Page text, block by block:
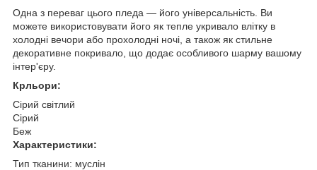
Одна з переваг цього пледа — його універсальність. Ви
можете використовувати його як тепле укривало влітку в
холодні вечори або прохолодні ночі, а також як стильне
декоративне покривало, що додає особливого шарму вашому
інтер'єру.
Крльори:
Сірий світлий
Сірий
Беж
Характеристики:
Тип тканини: муслін